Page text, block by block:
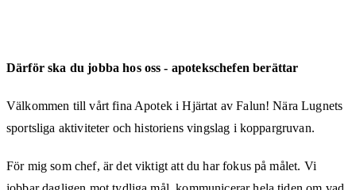
Därför ska du jobba hos oss - apotekschefen berättar
Välkommen till vårt fina Apotek i Hjärtat av Falun! Nära Lugnets
sportsliga aktiviteter och historiens vingslag i koppargruvan.
För mig som chef, är det viktigt att du har fokus på målet. Vi